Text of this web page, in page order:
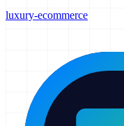
luxury-ecommerce